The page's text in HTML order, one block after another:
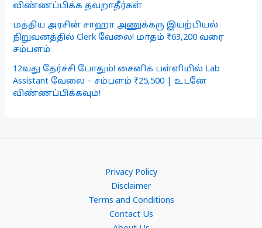
விண்ணப்பிக்க தவறாதீர்கள்
மத்திய அரசின் சாஹா அணுக்கரு இயற்பியல்
நிறுவனத்தில் Clerk வேலை! மாதம் ₹63,200 வரை
சம்பளம்
12வது தேர்ச்சி போதும்! சைனிக் பள்ளியில் Lab
Assistant வேலை – சம்பளம் ₹25,500 | உடனே
விண்ணப்பிக்கவும்!
Privacy Policy
Disclaimer
Terms and Conditions
Contact Us